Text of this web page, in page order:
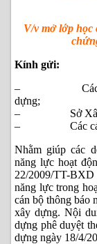
V/v mở lớp
Kính gửi:
– Các doanh
dựng;
– Sở Xây
– Các cá
Nhằm giúp các
năng lực hoạt
22/2009/TT-BXD
năng lực trong
cán bộ thông báo
xây dựng. Nội
dựng phê duyệt
dựng ngày 18/4/